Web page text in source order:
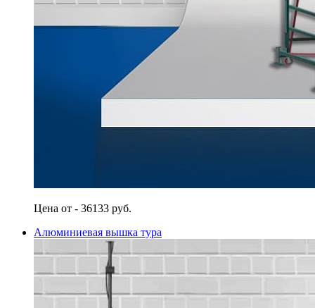
Цена от - 36133 руб.
Алюминиевая вышка тура